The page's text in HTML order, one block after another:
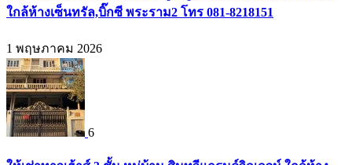
ใกล้ห้างเซ็นทรัล,บิ๊กซี พระราม2 โทร 081-8218151
1 พฤษภาคม 2026
6